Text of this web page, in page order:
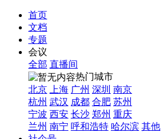
首页
文档
专题
会议
全部 直播间
热门城市
北京
上海 广州 深圳 南京
杭州 武汉 成都 合肥 苏州
宁波 西安 长沙 郑州 重庆
兰州 南宁 呼和浩特 哈尔滨 其他